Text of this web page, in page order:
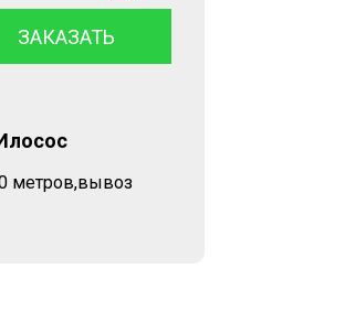
ЗАКАЗАТЬ
метров,вывоз